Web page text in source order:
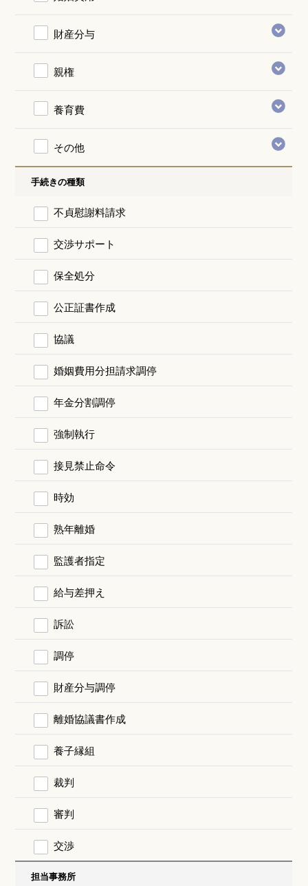
財産分与
親権
養育費
その他
手続きの種類
不貞慰謝料請求
交渉サポート
保全処分
公正証書作成
協議
婚姻費用分担請求調停
年金分割調停
強制執行
接見禁止命令
時効
熟年離婚
監護者指定
給与差押え
訴訟
調停
財産分与調停
離婚協議書作成
養子縁組
裁判
審判
交渉
担当事務所